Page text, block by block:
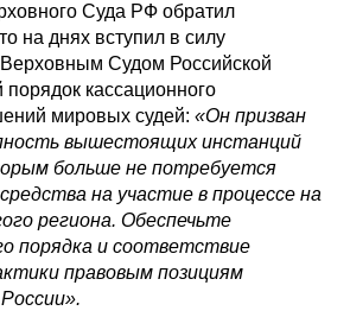
Суда РФ обратил
на днях вступил в силу
Судом Российской
кассационного
мировых судей: «Он призван
вышестоящих инстанций
больше не потребуется
на участие в процессе на
региона. Обеспечьте
порядка и соответствие
правовым позициям